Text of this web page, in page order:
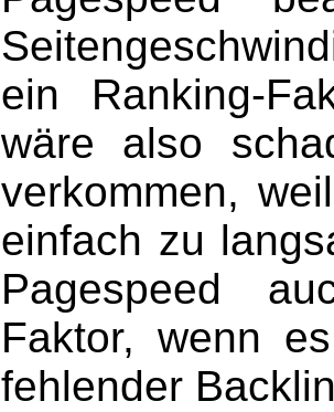
ein Ranking-
wäre also
verkommen,
einfach zu
Pagespeed
Faktor, wenn
fehlender